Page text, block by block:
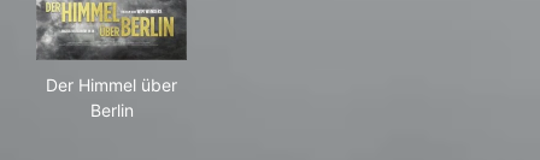
Der Himmel über
Berlin